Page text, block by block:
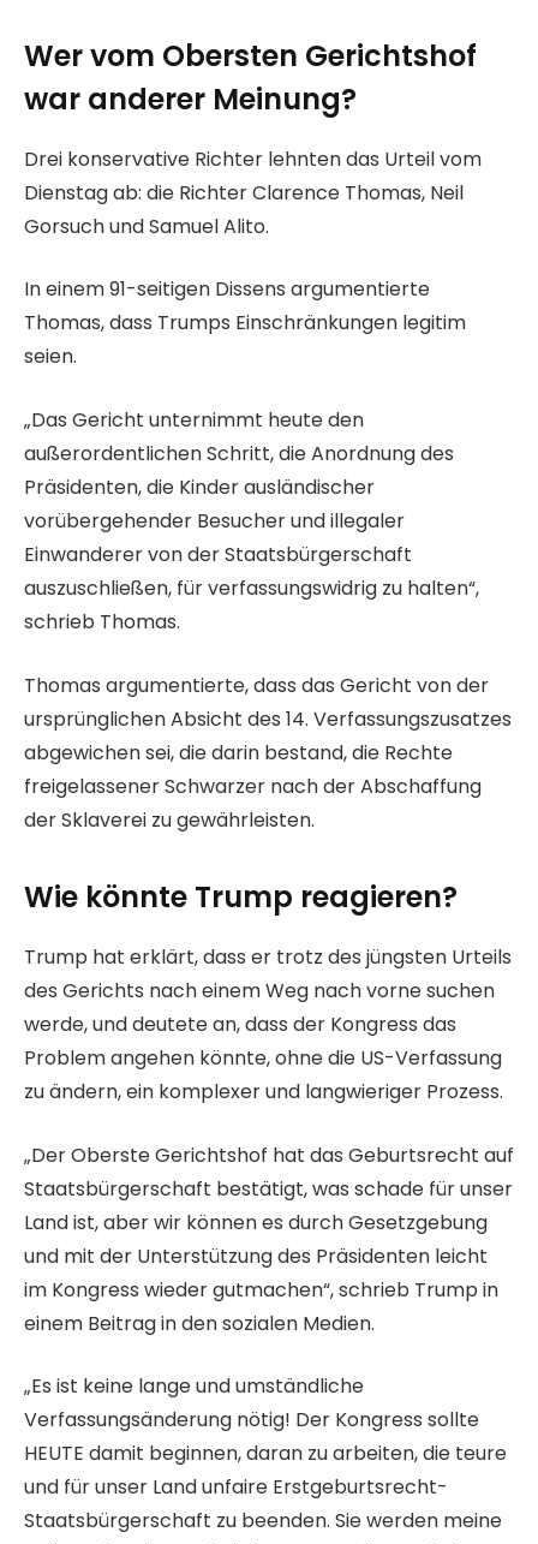
Wer vom Obersten Gerichtshof
war anderer Meinung?
Drei konservative Richter lehnten das Urteil vom
Dienstag ab: die Richter Clarence Thomas, Neil
Gorsuch und Samuel Alito.
In einem 91-seitigen Dissens argumentierte
Thomas, dass Trumps Einschränkungen legitim
seien.
„Das Gericht unternimmt heute den
außerordentlichen Schritt, die Anordnung des
Präsidenten, die Kinder ausländischer
vorübergehender Besucher und illegaler
Einwanderer von der Staatsbürgerschaft
auszuschließen, für verfassungswidrig zu halten“,
schrieb Thomas.
Thomas argumentierte, dass das Gericht von der
ursprünglichen Absicht des 14. Verfassungszusatzes
abgewichen sei, die darin bestand, die Rechte
freigelassener Schwarzer nach der Abschaffung
der Sklaverei zu gewährleisten.
Wie könnte Trump reagieren?
Trump hat erklärt, dass er trotz des jüngsten Urteils
des Gerichts nach einem Weg nach vorne suchen
werde, und deutete an, dass der Kongress das
Problem angehen könnte, ohne die US-Verfassung
zu ändern, ein komplexer und langwieriger Prozess.
„Der Oberste Gerichtshof hat das Geburtsrecht auf
Staatsbürgerschaft bestätigt, was schade für unser
Land ist, aber wir können es durch Gesetzgebung
und mit der Unterstützung des Präsidenten leicht
im Kongress wieder gutmachen“, schrieb Trump in
einem Beitrag in den sozialen Medien.
„Es ist keine lange und umständliche
Verfassungsänderung nötig! Der Kongress sollte
HEUTE damit beginnen, daran zu arbeiten, die teure
und für unser Land unfaire Erstgeburtsrecht-
Staatsbürgerschaft zu beenden. Sie werden meine